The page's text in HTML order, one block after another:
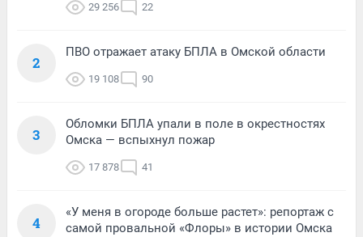
29 256 22
2
ПВО отражает атаку БПЛА в Омской области
19 108 90
3
Обломки БПЛА упали в поле в окрестностях
Омска — вспыхнул пожар
17 878 41
4
«У меня в огороде больше растет»: репортаж с
самой провальной «Флоры» в истории Омска